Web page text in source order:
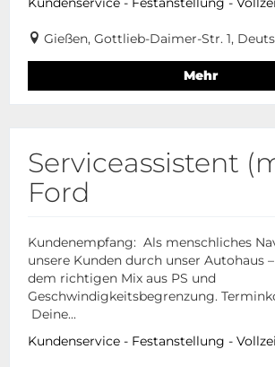
Gießen, Gottlieb-Daimer-Str. 1,
Mehr
Serviceassistent
Ford
Kundenempfang: Als menschliches
unsere Kunden durch unser Autohaus
dem richtigen Mix aus PS und
Geschwindigkeitsbegrenzung.
Deine...
Kundenservice - Festanstellung -